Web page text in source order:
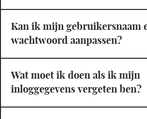
Kan ik mijn gebruikersnaam
wachtwoord aanpassen?
Wat moet ik doen als ik mijn
inloggegevens vergeten ben?